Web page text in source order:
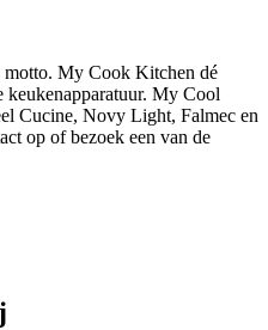
motto. My Cook Kitchen dé
keukenapparatuur. My Cool
Cucine, Novy Light, Falmec en
op of bezoek een van de